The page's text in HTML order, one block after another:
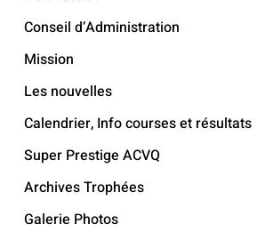
Conseil d’Administration
Mission
Les nouvelles
Calendrier, Info courses et résultats
Super Prestige ACVQ
Archives Trophées
Galerie Photos